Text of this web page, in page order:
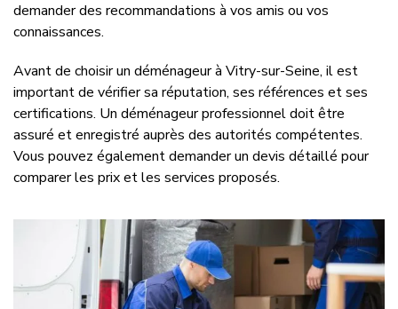
demander des recommandations à vos amis ou vos
connaissances.
Avant de choisir un déménageur à Vitry-sur-Seine, il est
important de vérifier sa réputation, ses références et ses
certifications. Un déménageur professionnel doit être
assuré et enregistré auprès des autorités compétentes.
Vous pouvez également demander un devis détaillé pour
comparer les prix et les services proposés.